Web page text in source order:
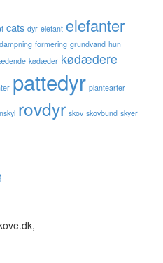
cats dyr elefant elefanter
formering grundvand hun
kødæder kødædere
pattedyr plantearter
rovdyr skov skovbund skyer